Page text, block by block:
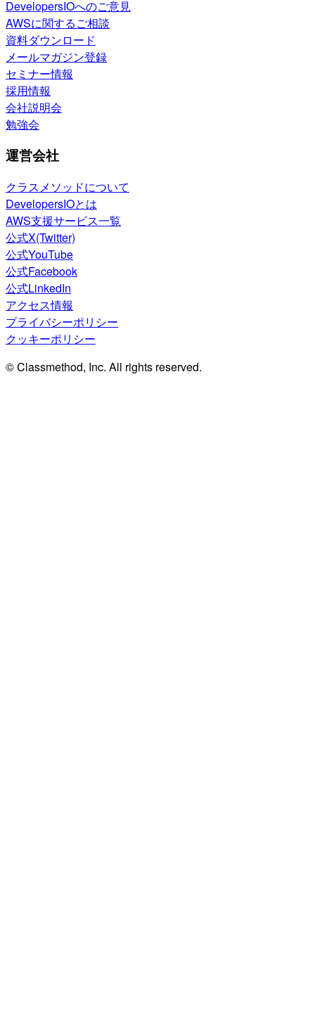
DevelopersIOへのご意見
AWSに関するご相談
資料ダウンロード
メールマガジン登録
セミナー情報
採用情報
会社説明会
勉強会
運営会社
クラスメソッドについて
DevelopersIOとは
AWS支援サービス一覧
公式X(Twitter)
公式YouTube
公式Facebook
公式LinkedIn
アクセス情報
プライバシーポリシー
クッキーポリシー
© Classmethod, Inc. All rights reserved.